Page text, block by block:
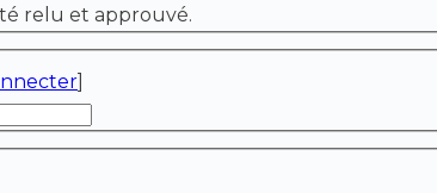
relu et approuvé.
]